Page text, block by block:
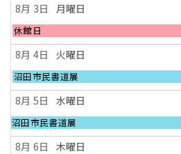
2nd
2026
8
月
2nd
2026
日,
8
月
2nd
2026
月曜日
8月 3
月
曜
日,
8
月
3rd
2026
休館日
火曜日
8月 4
火
曜
日,
8
月
4th
2026
沼田市民書道展
水曜日
8月 5
火
曜
日,
沼田市民書道展
木曜日
8月 6